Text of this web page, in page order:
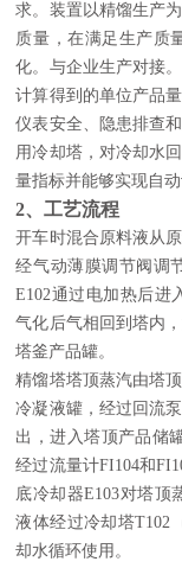
求。装置以精馏生产
质量，在满足生产质
化。与企业生产对接
计算得到的单位产品
仪表安全、隐患排查
用冷却塔，对冷却水
量指标并能够实现自动
2、工艺流程
开车时混合原料液从
经气动薄膜调节阀调
E102通过电加热后进
气化后气相回到塔内
塔釜产品罐。
精馏塔塔顶蒸汽由塔
冷凝液罐，经过回流
出，进入塔顶产品储
经过流量计FI104和
底冷却器E103对塔顶
液体经过冷却塔T102
却水循环使用。